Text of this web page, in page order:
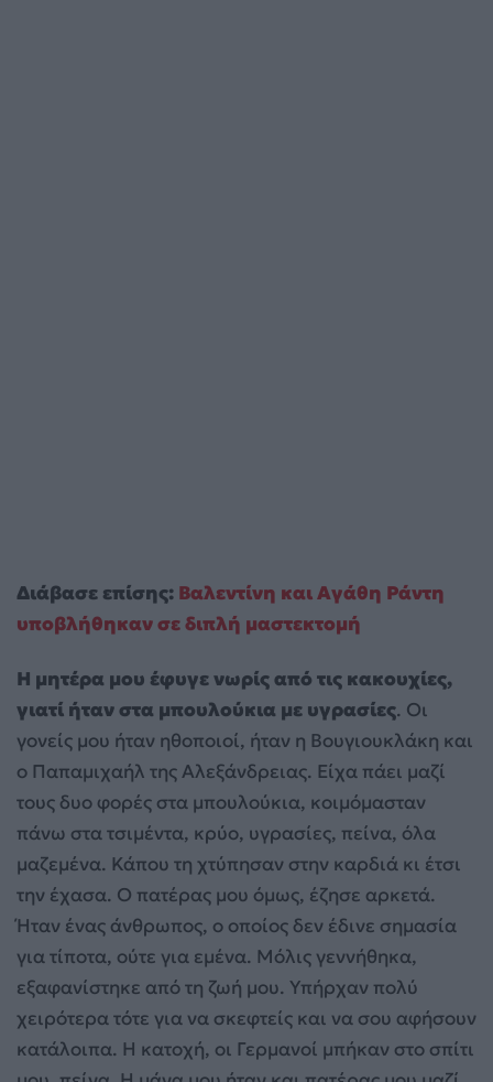
Διάβασε επίσης: Βαλεντίνη και Αγάθη Ράντη
υποβλήθηκαν σε διπλή μαστεκτομή
Η μητέρα μου έφυγε νωρίς από τις κακουχίες,
γιατί ήταν στα μπουλούκια με υγρασίες. Οι
γονείς μου ήταν ηθοποιοί, ήταν η Βουγιουκλάκη και
ο Παπαμιχαήλ της Αλεξάνδρειας. Είχα πάει μαζί
τους δυο φορές στα μπουλούκια, κοιμόμασταν
πάνω στα τσιμέντα, κρύο, υγρασίες, πείνα, όλα
μαζεμένα. Κάπου τη χτύπησαν στην καρδιά κι έτσι
την έχασα. Ο πατέρας μου όμως, έζησε αρκετά.
Ήταν ένας άνθρωπος, ο οποίος δεν έδινε σημασία
για τίποτα, ούτε για εμένα. Μόλις γεννήθηκα,
εξαφανίστηκε από τη ζωή μου. Υπήρχαν πολύ
χειρότερα τότε για να σκεφτείς και να σου αφήσουν
κατάλοιπα. Η κατοχή, οι Γερμανοί μπήκαν στο σπίτι